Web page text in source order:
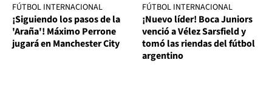
FÚTBOL INTERNACIONAL
¡Siguiendo los pasos de la
'Araña'! Máximo Perrone
jugará en Manchester City
FÚTBOL INTERNACIONAL
¡Nuevo líder! Boca Juniors
venció a Vélez Sarsfield y
tomó las riendas del fútbol
argentino